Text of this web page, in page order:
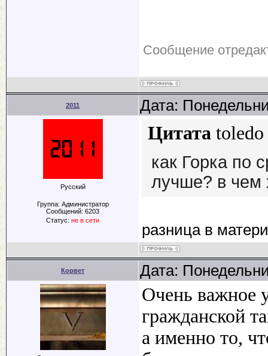
Сообщение
2011 Дата:
Русский
Группа: Администратор
Сообщений: 6203
Статус: не в сети
Цитата toledo
как Горка по
лучше? в чем
разница в
Корвет Дата:
Очень важное
гражданской
а именно то,